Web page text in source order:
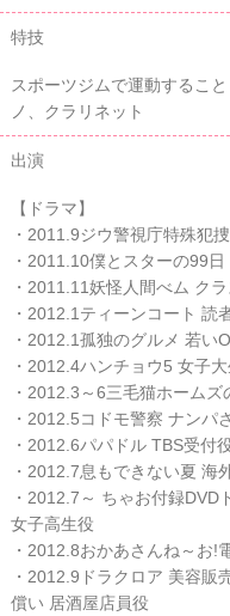
特技
スポーツジムで運動するこ
ノ、クラリネット
出演
【ドラマ】
・2011.9ジウ警視庁特殊犯
・2011.10僕とスターの99
・2011.11妖怪人間べム ク
・2012.1ティーンコート 読
・2012.1孤独のグルメ 若い
・2012.4ハンチョウ5 女子
・2012.3～6三毛猫ホーム
・2012.5コドモ警察 ナンパ
・2012.6パパドル TBS受付
・2012.7息もできない夏 海
・2012.7～ ちゃお付録
女子高生役
・2012.8おかあさんね～お!
・2012.9ドラクロア 美容販
償い 居酒屋店員役